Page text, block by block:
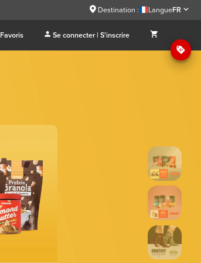
Destination : LangueFR
Favoris Se connecter | S'inscrire